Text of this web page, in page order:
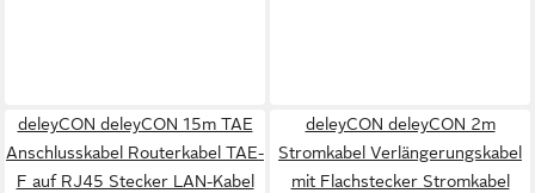
deleyCON deleyCON 15m TAE
Anschlusskabel Routerkabel TAE-
F auf RJ45 Stecker LAN-Kabel
deleyCON deleyCON 2m
Stromkabel Verlängerungskabel
mit Flachstecker Stromkabel